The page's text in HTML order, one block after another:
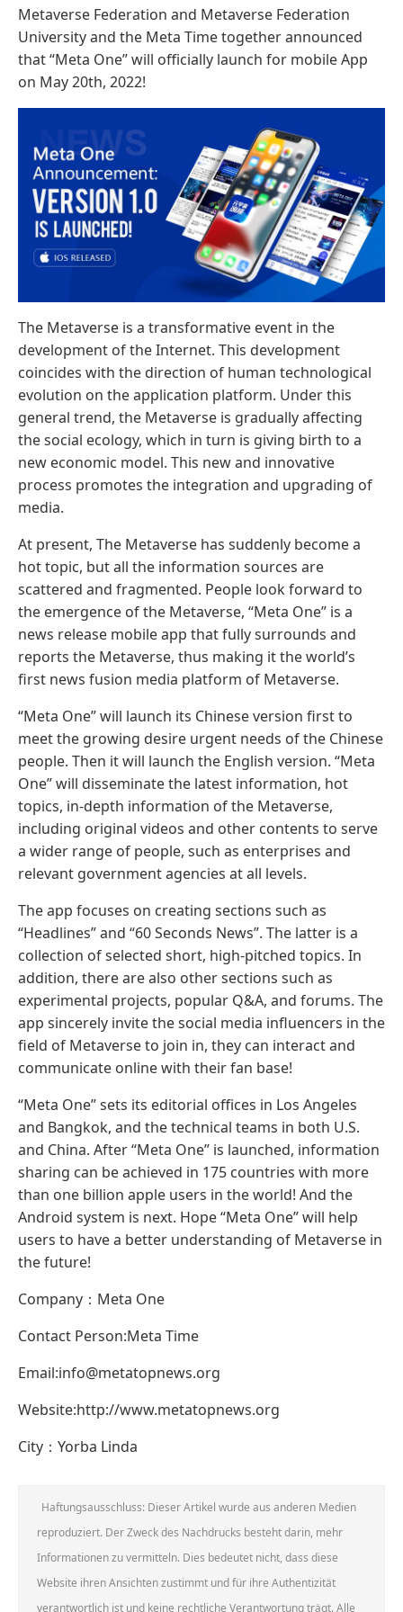
Metaverse Federation and Metaverse Federation
University and the Meta Time together announced
that “Meta One” will officially launch for mobile App
on May 20th, 2022!
The Metaverse is a transformative event in the
development of the Internet. This development
coincides with the direction of human technological
evolution on the application platform. Under this
general trend, the Metaverse is gradually affecting
the social ecology, which in turn is giving birth to a
new economic model. This new and innovative
process promotes the integration and upgrading of
media.
At present, The Metaverse has suddenly become a
hot topic, but all the information sources are
scattered and fragmented. People look forward to
the emergence of the Metaverse, “Meta One” is a
news release mobile app that fully surrounds and
reports the Metaverse, thus making it the world’s
first news fusion media platform of Metaverse.
“Meta One” will launch its Chinese version first to
meet the growing desire urgent needs of the Chinese
people. Then it will launch the English version. “Meta
One” will disseminate the latest information, hot
topics, in-depth information of the Metaverse,
including original videos and other contents to serve
a wider range of people, such as enterprises and
relevant government agencies at all levels.
The app focuses on creating sections such as
“Headlines” and “60 Seconds News”. The latter is a
collection of selected short, high-pitched topics. In
addition, there are also other sections such as
experimental projects, popular Q&A, and forums. The
app sincerely invite the social media influencers in the
field of Metaverse to join in, they can interact and
communicate online with their fan base!
“Meta One” sets its editorial offices in Los Angeles
and Bangkok, and the technical teams in both U.S.
and China. After “Meta One” is launched, information
sharing can be achieved in 175 countries with more
than one billion apple users in the world! And the
Android system is next. Hope “Meta One” will help
users to have a better understanding of Metaverse in
the future!
Company：Meta One
Contact Person:Meta Time
Email:info@metatopnews.org
Website:http://www.metatopnews.org
City：Yorba Linda
Haftungsausschluss: Dieser Artikel wurde aus anderen Medien
reproduziert. Der Zweck des Nachdrucks besteht darin, mehr
Informationen zu vermitteln. Dies bedeutet nicht, dass diese
Website ihren Ansichten zustimmt und für ihre Authentizität
verantwortlich ist und keine rechtliche Verantwortung trägt. Alle